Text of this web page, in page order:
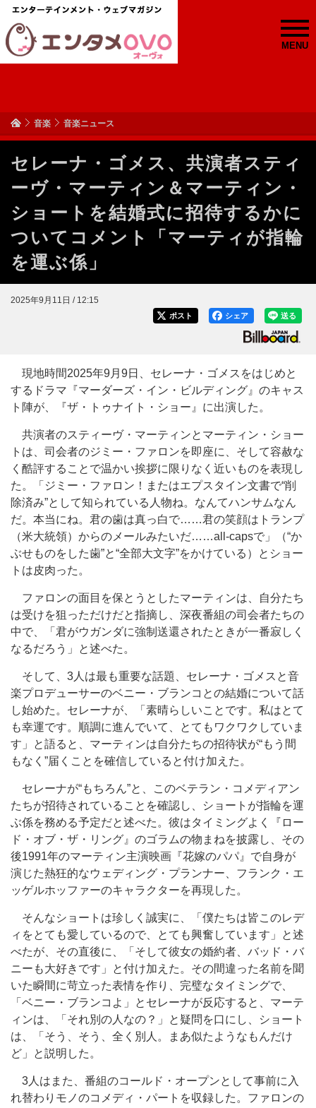
MENU
音楽 音楽ニュース
セレーナ・ゴメス、共演者スティ
ーヴ・マーティン＆マーティン・
ショートを結婚式に招待するかに
ついてコメント「マーティが指輪
を運ぶ係」
2025年9月11日 / 12:15
送る
シェア
ポスト
現地時間2025年9月9日、セレーナ・ゴメスをはじめと
するドラマ『マーダーズ・イン・ビルディング』のキャス
ト陣が、『ザ・トゥナイト・ショー』に出演した。
共演者のスティーヴ・マーティンとマーティン・ショー
トは、司会者のジミー・ファロンを即座に、そして容赦な
く酷評することで温かい挨拶に限りなく近いものを表現し
た。「ジミー・ファロン！またはエプスタイン文書で“削
除済み”として知られている人物ね。なんてハンサムなん
だ。本当にね。君の歯は真っ白で……君の笑顔はトランプ
（米大統領）からのメールみたいだ……all-capsで」（“か
ぶせものをした歯”と“全部大文字”をかけている）とショー
トは皮肉った。
ファロンの面目を保とうとしたマーティンは、自分たち
は受けを狙っただけだと指摘し、深夜番組の司会者たちの
中で、「君がウガンダに強制送還されたときが一番寂しく
なるだろう」と述べた。
そして、3人は最も重要な話題、セレーナ・ゴメスと音
楽プロデューサーのベニー・ブランコとの結婚について話
し始めた。セレーナが、「素晴らしいことです。私はとて
も幸運です。順調に進んでいて、とてもワクワクしていま
す」と語ると、マーティンは自分たちの招待状が“もう間
もなく”届くことを確信していると付け加えた。
セレーナが“もちろん”と、このベテラン・コメディアン
たちが招待されていることを確認し、ショートが指輪を運
ぶ係を務める予定だと述べた。彼はタイミングよく『ロー
ド・オブ・ザ・リング』のゴラムの物まねを披露し、その
後1991年のマーティン主演映画『花嫁のパパ』で自身が
演じた熱狂的なウェディング・プランナー、フランク・エ
ッゲルホッファーのキャラクターを再現した。
そんなショートは珍しく誠実に、「僕たちは皆このレデ
ィをとても愛しているので、とても興奮しています」と述
べたが、その直後に、「そして彼女の婚約者、バッド・バ
ニーも大好きです」と付け加えた。その間違った名前を聞
いた瞬間に苛立った表情を作り、完璧なタイミングで、
「ベニー・ブランコよ」とセレーナが反応すると、マーテ
ィンは、「それ別の人なの？」と疑問を口にし、ショート
は、「そう、そう、全く別人。まあ似たようなもんだけ
ど」と説明した。
3人はまた、番組のコールド・オープンとして事前に入
れ替わりモノのコメディ・パートを収録した。ファロンの